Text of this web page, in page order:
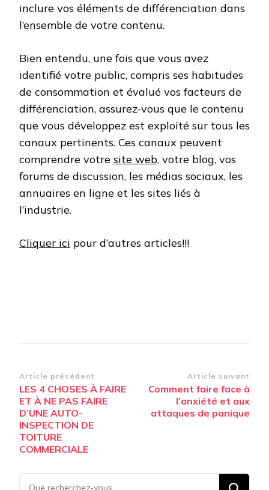
inclure vos éléments de différenciation dans
l’ensemble de votre contenu.
Bien entendu, une fois que vous avez
identifié votre public, compris ses habitudes
de consommation et évalué vos facteurs de
différenciation, assurez-vous que le contenu
que vous développez est exploité sur tous les
canaux pertinents. Ces canaux peuvent
comprendre votre site web, votre blog, vos
forums de discussion, les médias sociaux, les
annuaires en ligne et les sites liés à
l’industrie.
Cliquer ici pour d’autres articles!!!
Navigation
d’article
Article précédent
LES 4 CHOSES À FAIRE
ET À NE PAS FAIRE
D’UNE AUTO-
INSPECTION DE
TOITURE
COMMERCIALE
Article suivant
Comment faire face à
l’anxiété et aux
attaques de panique
Vous